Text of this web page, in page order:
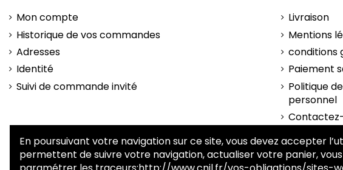
Mon compte
Historique de vos commandes
Adresses
Identité
Suivi de commande invité
Livraison
Mentions
conditions
Paiement
Politique
personnel
plan-site
En poursuivant votre navigation sur ce site, vous devez accepter
permettent de suivre votre navigation, actualiser votre panier,